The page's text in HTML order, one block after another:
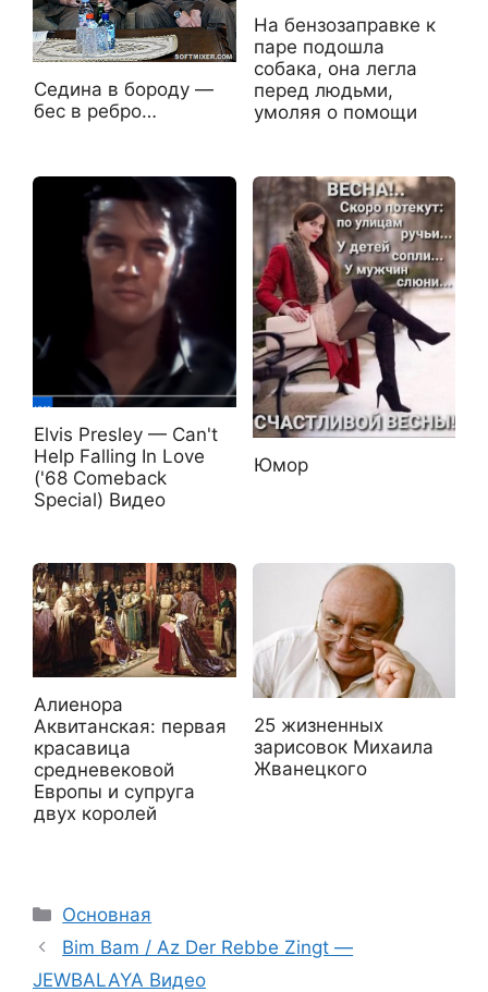
Седина в бороду —
бес в ребро…
На бензозаправке к
паре подошла
собака, она легла
перед людьми,
умоляя о помощи
Elvis Presley — Can't
Help Falling In Love
('68 Comeback
Special) Видео
Юмор
Алиенора
Аквитанская: первая
красавица
средневековой
Европы и супруга
двух королей
25 жизненных
зарисовок Михаила
Жванецкого
Рубрики
Основная
Bim Bam / Az Der Rebbe Zingt —
JEWBALAYA Видео